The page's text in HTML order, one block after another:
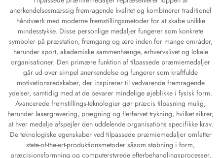
anerkendelsesmæssig fremragende kvalitet og kombinerer traditionel
håndværk med moderne fremstillingsmetoder for at skabe unikke
mindesstykke. Disse personlige medaljer fungerer som konkrete
symboler på præstation, fremgang og ære inden for mange områder,
herunder sport, akademiske sammenhænge, erhvervslivet og lokale
organisationer. Den primære funktion af tilpassede præmiemedaljer
går ud over simpel anerkendelse og fungerer som kraftfulde
motivationsredskaber, der inspirerer til vedvarende fremragende
ydelser, samtidig med at de bevarer mindelige øjeblikke i fysisk form.
Avancerede fremstillings-teknologier gør præcis tilpasning mulig,
herunder lasergravering, prægning og flerfarvet trykning, hvilket sikrer,
at hver medalje afspejler den uddelende organisations specifikke krav.
De teknologiske egenskaber ved tilpassede præmiemedaljer omfatter
state-of-the-art-produktionsmetoder såsom støbning i form,
præcisionsformning og computerstyrede efterbehandlingsprocesser,